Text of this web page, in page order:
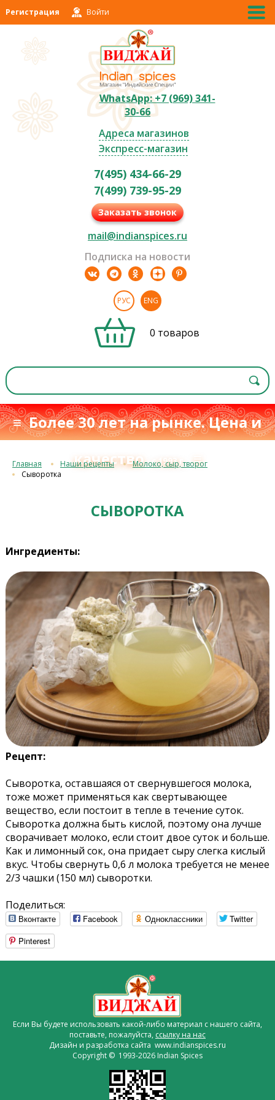
Регистрация Войти
WhatsApp: +7 (969) 341-
30-66
Адреса магазинов
Экспресс-магазин
7(495) 434-66-29
7(499) 739-95-29
Заказать звонок
mail@indianspices.ru
Подписка на новости
РУС ENG
0 товаров
≡ Более 30 лет на рынке. Цена и
качествос 1993 г.≡
Главная Наши рецепты
Молоко, сыр, творог
Сыворотка
СЫВОРОТКА
Ингредиенты:
Рецепт:
Сыворотка, оставшаяся от свернувшегося молока,
тоже может применяться как свертывающее
вещество, если постоит в тепле в течение суток.
Сыворотка должна быть кислой, поэтому она лучше
сворачивает молоко, если стоит двое суток и больше.
Как и лимонный сок, она придает сыру слегка кислый
вкус. Чтобы свернуть 0,6 л молока требуется не менее
2/3 чашки (150 мл) сыворотки.
Поделиться:
Вконтакте Facebook Одноклассники
Twitter
Pinterest
Если Вы будете использовать какой-либо материал с нашего сайта,
поставьте, пожалуйста, ссылку на нас
Дизайн и разработка сайта www.indianspices.ru
Copyright © 1993-2026 Indian Spices